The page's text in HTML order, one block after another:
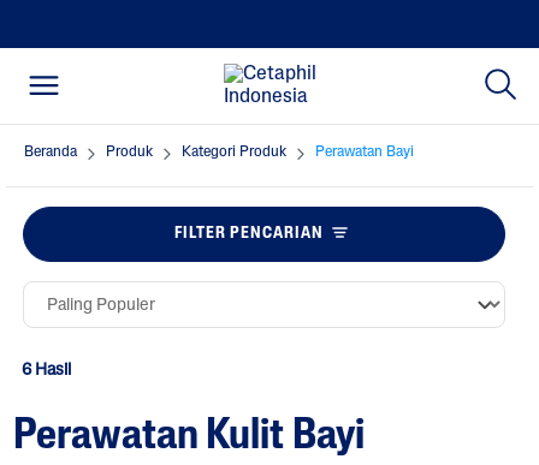
Beranda Produk Kategori Produk Perawatan Bayi
FILTER PENCARIAN
6 Hasil
Perawatan Kulit Bayi